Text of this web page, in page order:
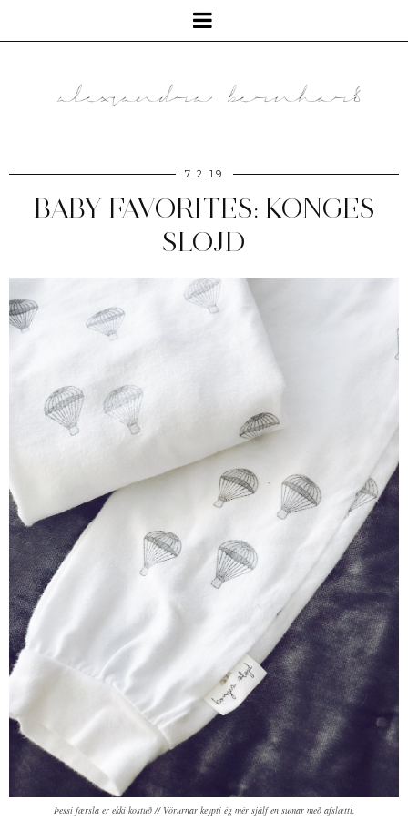
7.2.19
BABY FAVORITES: KONGES
SLOJD
Þessi færsla er ekki kostuð // Vörurnar keypti ég mér sjálf en sumar með afslætti.